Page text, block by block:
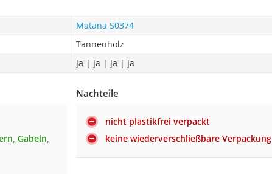
Matana S0374
Tannenholz
Ja | Ja | Ja | Ja
Gabeln,
Nachteile
nicht plastikfrei verpackt
keine wiederverschließbare Verpackung